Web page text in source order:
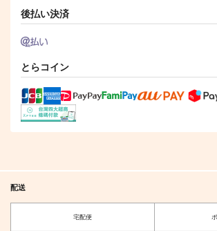
後払い決済
とらコイン
配送
宅配便